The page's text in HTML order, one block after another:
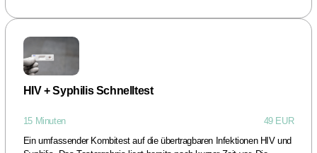
HIV + Syphilis Schnelltest
15 Minuten
49 EUR
Ein umfassender Kombitest auf die übertragbaren Infektionen HIV und